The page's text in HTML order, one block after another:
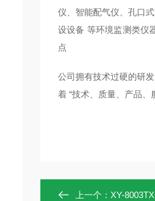
仪、智能配气仪、孔口
设设备 等环境监测类仪
点
公司拥有技术过硬的研
着 “技术、质量、产品、
上一个： XY-8003TX